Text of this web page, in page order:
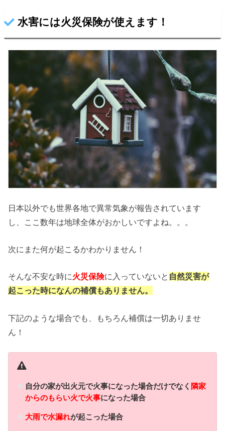
水害には火災保険が使えます！
日本以外でも世界各地で異常気象が報告されています
し、ここ数年は地球全体がおかしいですよね。。。
次にまた何が起こるかわかりません！
そんな不安な時に火災保険に入っていないと 自然災害が
起こった時になんの補償もありません。
下記のような場合でも、もちろん補償は一切ありませ
ん！
自分の家が出火元で火事になった場合だけでなく 隣家
からのもらい火で火事になった場合
大雨で水漏れが起こった場合